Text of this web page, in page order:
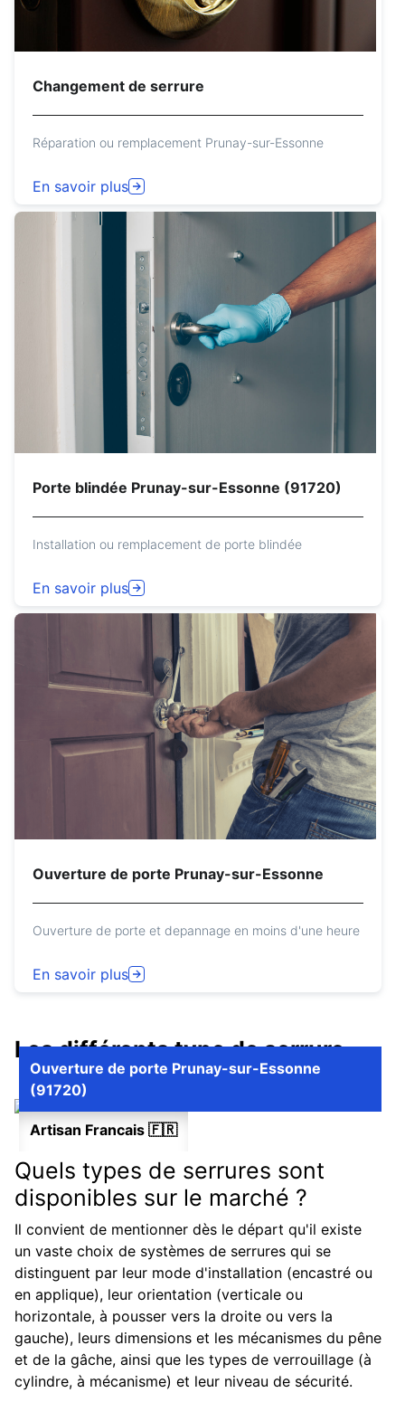
Changement de serrure
Réparation ou remplacement Prunay-sur-Essonne
En savoir plus
Porte blindée Prunay-sur-Essonne (91720)
Installation ou remplacement de porte blindée
En savoir plus
Ouverture de porte Prunay-sur-Essonne
Ouverture de porte et depannage en moins d'une heure
En savoir plus
Les différents type de serrure
Artisan Francais 🇫🇷
Ouverture de porte Prunay-sur-Essonne
(91720)
Quels types de serrures sont
disponibles sur le marché ?
Il convient de mentionner dès le départ qu'il existe
un vaste choix de systèmes de serrures qui se
distinguent par leur mode d'installation (encastré ou
en applique), leur orientation (verticale ou
horizontale, à pousser vers la droite ou vers la
gauche), leurs dimensions et les mécanismes du pêne
et de la gâche, ainsi que les types de verrouillage (à
cylindre, à mécanisme) et leur niveau de sécurité.